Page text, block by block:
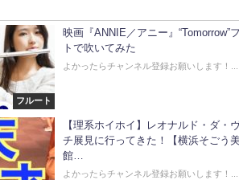
フルート
映画『ANNIE／アニー』“Tomorrow”
トで吹いてみた
よかったらチャンネル登録お願いします！...
【理系ホイホイ】レオナルド・ダ・
チ展見に行ってきた！【横浜そごう
館…
よかったらチャンネル登録お願いします！...